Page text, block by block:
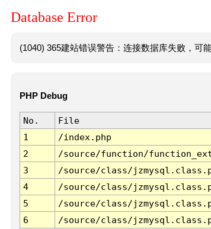
Database Error
(1040) 365建站错误警告：连接数据库失败，可
PHP Debug
No. File
1
/index.php
2
/source/function/
3
/source/class/
4
/source/class/
5
/source/class/
6
/source/class/